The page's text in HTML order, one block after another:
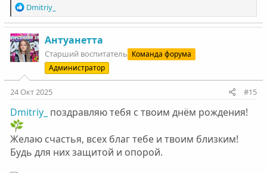
Р
е
а
к
ц
и
Dmitriy_
Антуанетта
Старший воспитатель Команда форума
Администратор
24 Окт 2025 #15
Dmitriy_ поздравляю тебя с твоим днём рождения!
Желаю счастья, всех благ тебе и твоим близким!
Будь для них защитой и опорой.